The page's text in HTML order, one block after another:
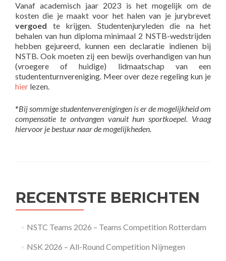
Vanaf academisch jaar 2023 is het mogelijk om de
kosten die je maakt voor het halen van je jurybrevet
vergoed te krijgen. Studentenjuryleden die na het
behalen van hun diploma minimaal 2 NSTB-wedstrijden
hebben gejureerd, kunnen een declaratie indienen bij
NSTB.Ook moeten zij een bewijs overhandigen van hun
(vroegere of huidige) lidmaatschap van een
studententurnvereniging. Meer over deze regeling kun je
hier lezen.
*Bij sommige studentenverenigingen is er de mogelijkheid om
compensatie te ontvangen vanuit hun sportkoepel. Vraag
hiervoor je bestuur naar de mogelijkheden.
RECENTSTE BERICHTEN
NSTC Teams 2026 – Teams Competition Rotterdam
NSK 2026 – All-Round Competition Nijmegen